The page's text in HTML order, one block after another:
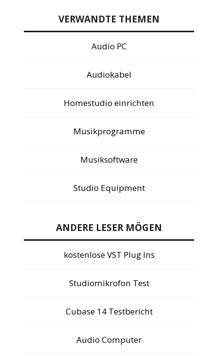
VERWANDTE THEMEN
Audio PC
Audiokabel
Homestudio einrichten
Musikprogramme
Musiksoftware
Studio Equipment
ANDERE LESER MÖGEN
kostenlose VST Plug Ins
Studiomikrofon Test
Cubase 14 Testbericht
Audio Computer